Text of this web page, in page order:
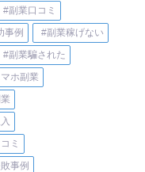
#副業口コミ
事例
#副業稼げない
#副業騙された
ホ副業
ミ
事例